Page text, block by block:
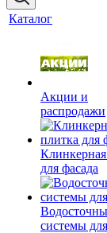
Каталог
Акции и
распродажи
для фасада
системы